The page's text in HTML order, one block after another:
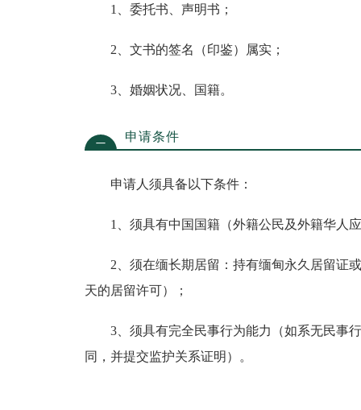
1、委托书、声明书；
2、文书的签名（印鉴）属实；
3、婚姻状况、国籍。
申请条件
二
申请人须具备以下条件：
1、须具有中国国籍（外籍公民及外籍华人
2、须在缅长期居留：持有缅甸永久居留证或
天的居留许可）；
3、须具有完全民事行为能力（如系无民事
同，并提交监护关系证明）。